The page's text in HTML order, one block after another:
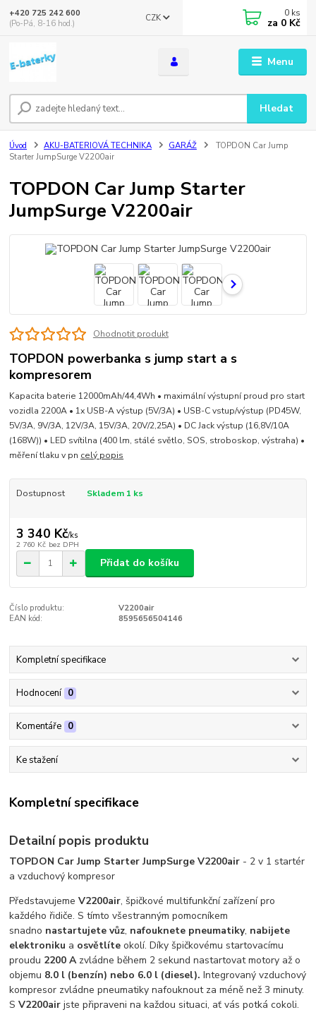
Menu
CZK
Hledat
+420 725 242 600
(Po-Pá, 8-16 hod.)
0 ks
za 0 Kč
Úvod AKU-BATERIOVÁ TECHNIKA GARÁŽ
TOPDON Car Jump
Starter JumpSurge V2200air
TOPDON Car Jump Starter
JumpSurge V2200air
Ohodnotit produkt
TOPDON powerbanka s jump start a s
kompresorem
Kapacita baterie 12000mAh/44,4Wh • maximální výstupní proud pro start
vozidla 2200A • 1x USB-A výstup (5V/3A) • USB-C vstup/výstup (PD45W,
5V/3A, 9V/3A, 12V/3A, 15V/3A, 20V/2,25A) • DC Jack výstup (16,8V/10A
(168W)) • LED svítilna (400 lm, stálé světlo, SOS, stroboskop, výstraha) •
měření tlaku v pn celý popis
Dostupnost Skladem 1 ks
3 340 Kč/ks
2 760 Kč bez DPH
Přidat do košíku
Číslo produktu:
V2200air
EAN kód:
8595656504146
Kompletní specifikace
Hodnocení 0
Komentáře 0
Ke stažení
Kompletní specifikace
Detailní popis produktu
TOPDON Car Jump Starter JumpSurge V2200air - 2 v 1 startér
a vzduchový kompresor
PředstavujemeV2200air, špičkové multifunkční zařízení pro
každého řidiče. S tímto všestranným pomocníkem
snadno nastartujete vůz, nafouknete pneumatiky, nabijete
elektroniku a osvětlíte okolí. Díky špičkovému startovacímu
proudu 2200 Azvládne během 2 sekund nastartovat motory až o
objemu 8.0 l (benzín) nebo 6.0 l (diesel). Integrovaný vzduchový
kompresor zvládne pneumatiky nafouknout za méně než 3 minuty.
SV2200air jste připraveni na každou situaci, ať vás potká cokoli.